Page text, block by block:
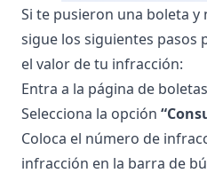
Si te pusieron una boleta y
sigue los siguientes pasos
el valor de tu infracción:
Entra a la página de
Selecciona la opción
Coloca el número de
infracción en la barra de